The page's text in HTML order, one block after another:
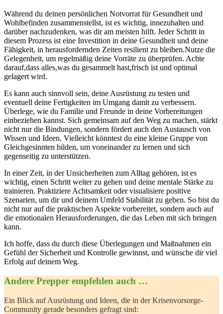
Während du deinen persönlichen Notvorrat für Gesundheit und
Wohlbefinden zusammenstellst, ist es wichtig, innezuhalten und
darüber nachzudenken, was dir am meisten hilft. Jeder Schritt in
diesem Prozess ist eine Investition in‍ deine Gesundheit und deine
Fähigkeit, in herausfordernden Zeiten resilient zu bleiben.Nutze die
Gelegenheit, um regelmäßig deine Vorräte zu überprüfen. Achte
darauf,dass alles,was‌ du gesammelt hast,frisch ⁢ist und optimal
gelagert wird.
Es⁣ kann auch sinnvoll sein, deine Ausrüstung zu testen und
eventuell deine Fertigkeiten im Umgang damit zu verbessern.
Überlege, wie du Familie und Freunde ⁤in deine​ Vorbereitungen
einbeziehen kannst. Sich gemeinsam auf den⁤ Weg zu machen, stärkt
nicht nur die Bindungen, sondern fördert auch den Austausch von ​
Wissen und Ideen. Vielleicht könntest du eine kleine Gruppe von
Gleichgesinnten bilden, um voneinander zu lernen und‍ sich
gegenseitig zu unterstützen.
In einer Zeit, in der Unsicherheiten zum Alltag gehören, ‍ist es
wichtig, einen Schritt weiter zu gehen und deine mentale Stärke zu
trainieren. Praktiziere Achtsamkeit oder ​visualisiere positive
Szenarien, um ‌dir und deinem Umfeld Stabilität zu geben. So bist‍ du
nicht nur auf die praktischen Aspekte vorbereitet, sondern auch auf
die emotionalen Herausforderungen, die das‍ Leben mit ⁤sich bringen
kann.
Ich hoffe, dass du durch diese⁤ Überlegungen und‌ Maßnahmen​ ein
Gefühl der ⁤Sicherheit und Kontrolle gewinnst, und wünsche dir viel
Erfolg auf deinem Weg.
Andere Prepper empfehlen auch …
Ein Blick auf Ausrüstung und Ideen, die in der Krisenvorsorge-
Community gerade besonders gefragt sind: